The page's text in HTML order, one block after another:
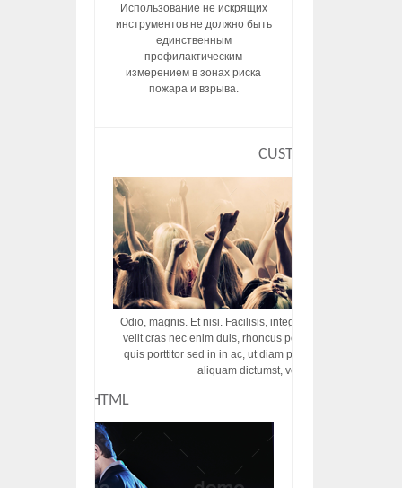
Использование не искрящих
инструментов не должно быть
единственным
профилактическим
измерением в зонах риска
пожара и взрыва.
CUSTOM HTML
Odio, magnis. Et nisi. Facilisis, integer! Risus augue! Non
velit cras nec enim duis, rhoncus porttitor ac vut rhoncus
quis porttitor sed in in ac, ut diam porttitor odio nunc
aliquam dictumst, vel amet tincidunt
CUSTOM HTML